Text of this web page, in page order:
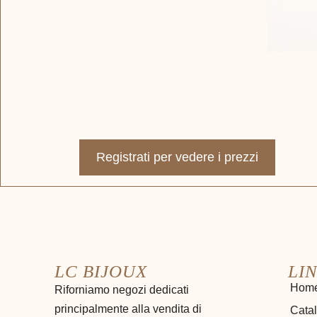
Registrati per vedere i prezzi
LC BIJOUX
Riforniamo negozi dedicati
principalmente alla vendita di